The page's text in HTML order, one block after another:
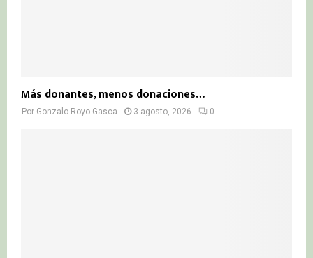
Más donantes, menos donaciones…
Por Gonzalo Royo Gasca 3 agosto, 2026 0